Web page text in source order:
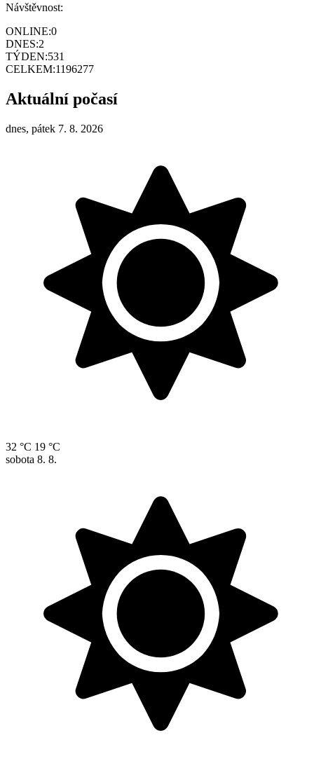
Návštěvnost:
ONLINE:0
DNES:2
TÝDEN:531
CELKEM:1196277
Aktuální počasí
dnes, pátek 7. 8. 2026
32 °C 19 °C
sobota 8. 8.